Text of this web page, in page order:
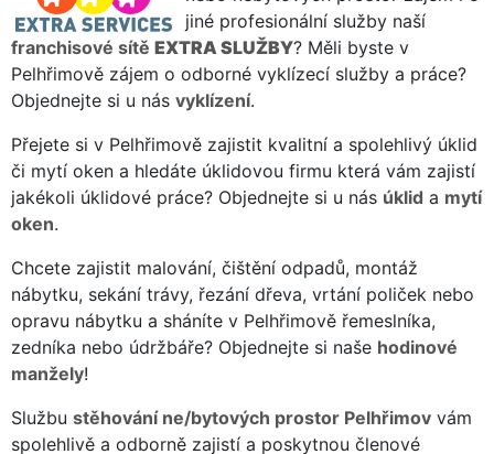
jiné profesionální služby naší
franchisové sítě EXTRA SLUŽBY? Měli byste v
Pelhřimově zájem o odborné vyklízecí služby a práce?
Objednejte si u nás vyklízení.
Přejete si v Pelhřimově zajistit kvalitní a spolehlivý úklid
či mytí oken a hledáte úklidovou firmu která vám zajistí
jakékoli úklidové práce? Objednejte si u nás úklid a mytí
oken.
Chcete zajistit malování, čištění odpadů, montáž
nábytku, sekání trávy, řezání dřeva, vrtání poliček nebo
opravu nábytku a sháníte v Pelhřimově řemeslníka,
zedníka nebo údržbáře? Objednejte si naše hodinové
manžely!
Službu stěhování ne/bytových prostor Pelhřimov vám
spolehlivě a odborně zajistí a poskytnou členové